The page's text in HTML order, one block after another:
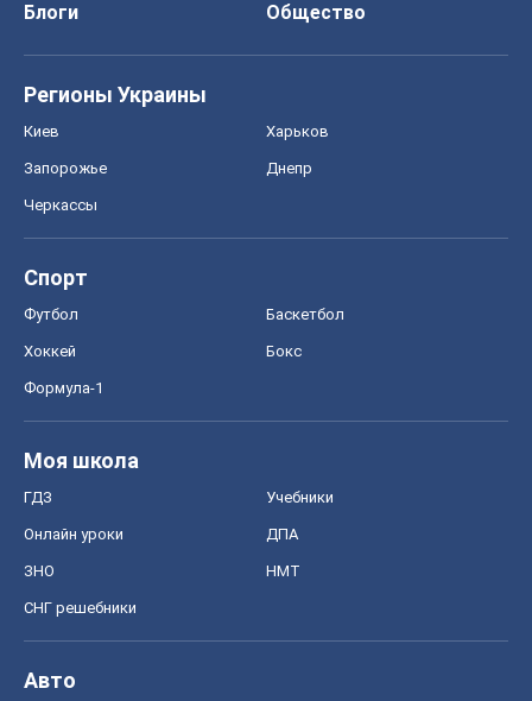
Блоги
Общество
Регионы Украины
Киев Харьков
Запорожье Днепр
Черкассы
Спорт
Футбол Баскетбол
Хоккей Бокс
Формула-1
Моя школа
ГДЗ Учебники
Онлайн уроки ДПА
ЗНО НМТ
СНГ решебники
Авто